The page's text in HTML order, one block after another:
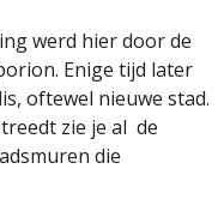
werd hier door de
Enige tijd later
oftewel nieuwe stad.
zie je al de
die